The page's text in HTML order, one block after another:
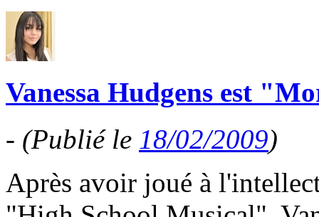
Vanessa Hudgens est
- (Publié le 18/02/2009)
Après avoir joué à